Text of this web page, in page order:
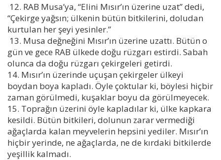
12. RAB Musa’ya, “Elini Mısır’ın üzerine uzat” dedi,
“Çekirge yağsın; ülkenin bütün bitkilerini, doludan
kurtulan her şeyi yesinler.”
13. Musa değneğini Mısır’ın üzerine uzattı. Bütün o
gün ve gece RAB ülkede doğu rüzgarı estirdi. Sabah
olunca da doğu rüzgarı çekirgeleri getirdi.
14. Mısır’ın üzerinde uçuşan çekirgeler ülkeyi
boydan boya kapladı. Öyle çoktular ki, böylesi hiçbir
zaman görülmedi, kuşaklar boyu da görülmeyecek.
15. Toprağın üzerini öyle kapladılar ki, ülke kapkara
kesildi. Bütün bitkileri, dolunun zarar vermediği
ağaçlarda kalan meyvelerin hepsini yediler. Mısır’ın
hiçbir yerinde, ne ağaçlarda, ne de kırdaki bitkilerde
yeşillik kalmadı.